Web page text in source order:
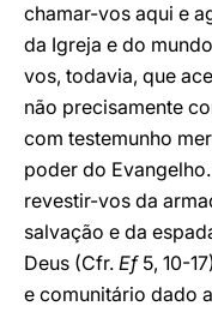
chamar-vos aqui e
da Igreja e do
vos, todavia, que
não precisamente
com testemunho
poder do
revestir-vos da
salvação e da
Deus (Cfr. Ef5, 10-
e comunitário dado